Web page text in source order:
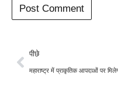
पीछे